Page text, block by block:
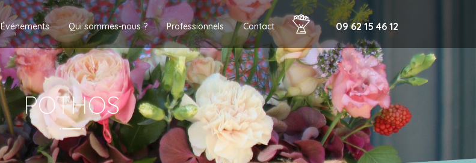
Événements Qui sommes-nous ? Professionnels Contact 09 62 15 46 12
POTHOS